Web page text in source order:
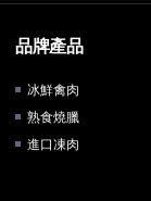
品牌產品
冰鮮禽肉
熟食燒臘
進口凍肉